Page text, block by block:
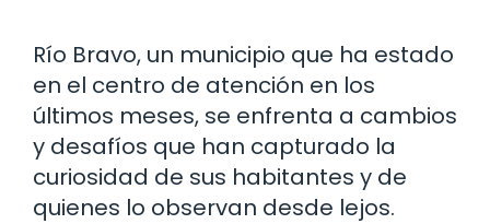
Río Bravo, un municipio que ha estado
en el centro de atención en los
últimos meses, se enfrenta a cambios
y desafíos que han capturado la
curiosidad de sus habitantes y de
quienes lo observan desde lejos.